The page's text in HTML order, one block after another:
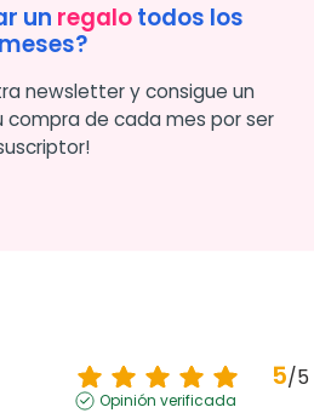
un regalotodos los
meses?
newsletter y consigue un
compra de cada mes por ser
5/5
Opinión verificada